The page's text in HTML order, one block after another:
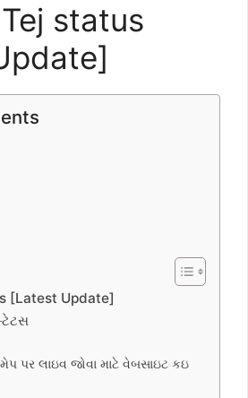
status
[Latest Update]
મેપ પર લાઇવ જોવા માટે વેબસાઇટ કઇ